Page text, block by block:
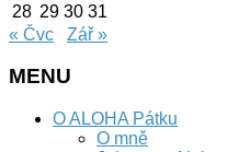
28 29 30 31
« Čvc
Zář »
MENU
O ALOHA Pátku
O mně